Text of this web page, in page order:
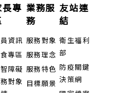
長專
資訊
專區
障礙
對象
業務服
務
服務對象
服務理念
服務特色
目標願景
友站連
結
衛生福利
部
防疫關鍵
決策網